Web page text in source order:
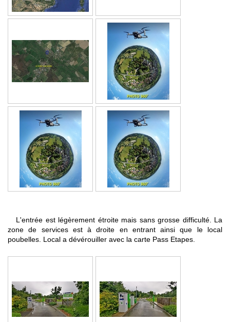
L'entrée est légèrement étroite mais sans grosse difficulté. La
zone de services est à droite en entrant ainsi que le local
poubelles. Local a dévérouiller avec la carte Pass Etapes.